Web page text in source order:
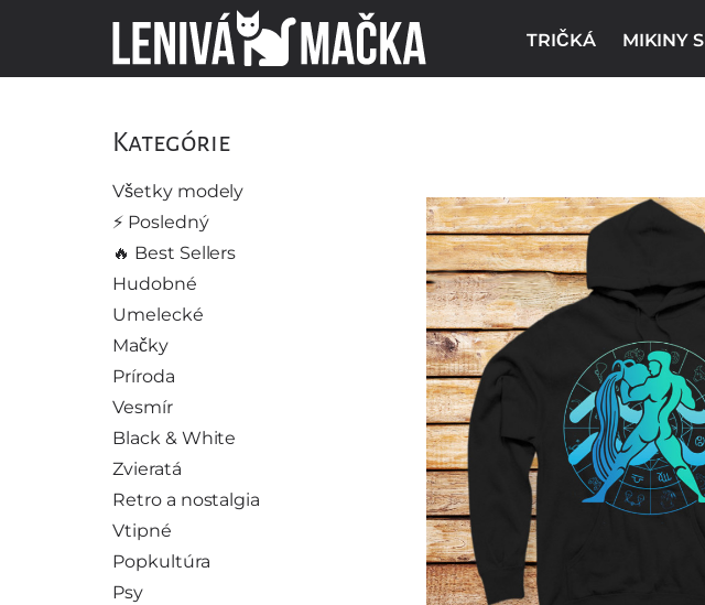
TRIČKÁ MIKINY
Kategórie
Všetky modely
⚡️ Posledný
🔥 Best Sellers
Hudobné
Umelecké
Mačky
Príroda
Vesmír
Black & White
Zvieratá
Retro a nostalgia
Vtipné
Popkultúra
Psy